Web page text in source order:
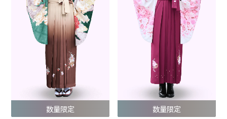
数量限定 数量限定